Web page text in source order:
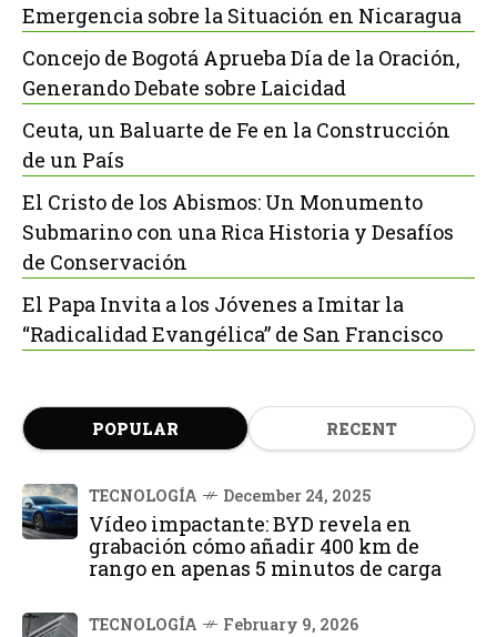
Emergencia sobre la Situación en Nicaragua
Concejo de Bogotá Aprueba Día de la Oración,
Generando Debate sobre Laicidad
Ceuta, un Baluarte de Fe en la Construcción
de un País
El Cristo de los Abismos: Un Monumento
Submarino con una Rica Historia y Desafíos
de Conservación
El Papa Invita a los Jóvenes a Imitar la
“Radicalidad Evangélica” de San Francisco
POPULAR RECENT
TECNOLOGÍA December 24, 2025
Vídeo impactante: BYD revela en
grabación cómo añadir 400 km de
rango en apenas 5 minutos de carga
TECNOLOGÍA February 9, 2026